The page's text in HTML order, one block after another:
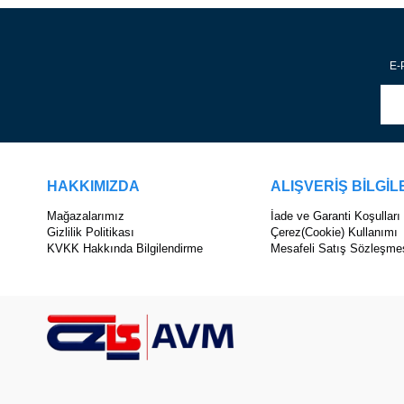
HAKKIMIZDA
Mağazalarımız
Gizlilik Politikası
KVKK Hakkında Bilgilendirme
ALIŞVERİŞ
İade ve Garanti Koşulları
Çerez(Cookie) Kullanımı
Mesafeli Satış